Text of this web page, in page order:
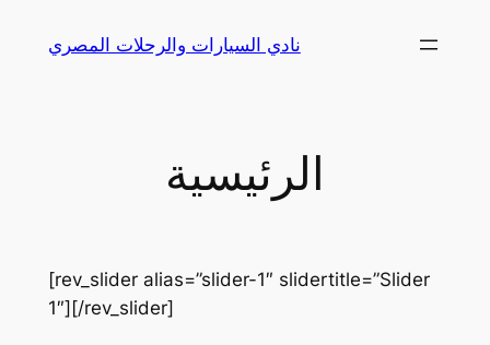
نادي السيارات والرحلات المصري
الرئيسية
[rev_slider alias=”slider-1″ slidertitle=”Slider
1″][/rev_slider]